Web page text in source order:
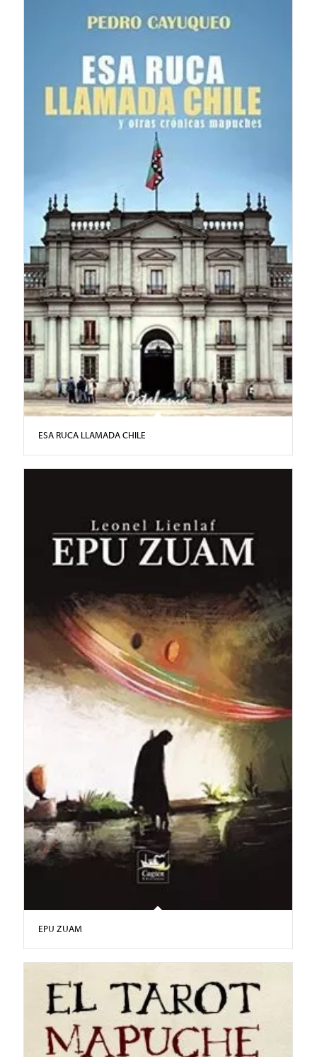
ESA RUCA LLAMADA CHILE
EPU ZUAM